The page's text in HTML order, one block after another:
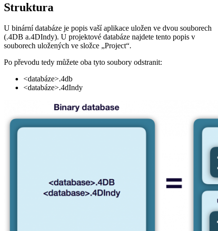
Struktura
U binární databáze je popis vaší aplikace uložen ve dvou souborech
(.4DB a.4DIndy). U projektové databáze najdete tento popis v
souborech uložených ve složce „Project“.
Po převodu tedy můžete oba tyto soubory odstranit:
<databáze>.4db
<databáze>.4dIndy